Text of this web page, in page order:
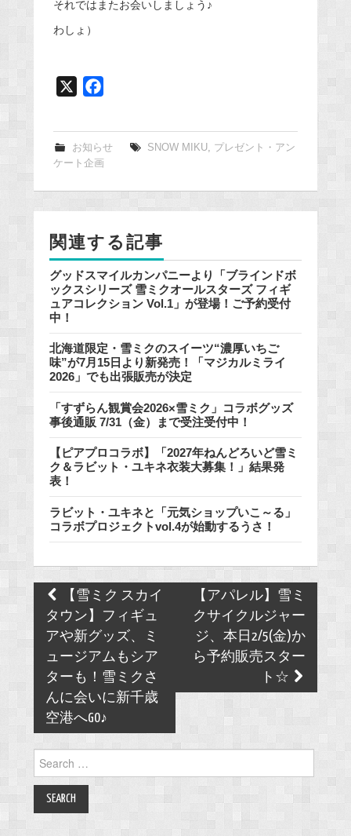
それではまたお会いしましょう♪
わしょ）
e
b
o
o
お知らせ SNOW MIKU, プレゼント・アン
ケート企画
関連する記事
グッドスマイルカンパニーより「ブラインドボ
ックスシリーズ 雪ミクオールスターズ フィギ
ュアコレクション Vol.1」が登場！ご予約受付
中！
北海道限定・雪ミクのスイーツ“濃厚いちご
味”が7月15日より新発売！「マジカルミライ
2026」でも出張販売が決定
「すずらん観賞会2026×雪ミク」コラボグッズ
事後通販 7/31（金）まで受注受付中！
【ピアプロコラボ】「2027年ねんどろいど雪ミ
ク＆ラビット・ユキネ衣装大募集！」結果発
表！
ラビット・ユキネと「元気ショップいこ～る」
コラボプロジェクトvol.4が始動するうさ！
Post
navigation
【雪ミク スカイ
タウン】フィギュ
アや新グッズ、ミ
ュージアムもシア
ターも！雪ミクさ
んに会いに新千歳
空港へGO♪
【アパレル】雪ミ
クサイクルジャー
ジ、本日2/5(金)か
ら予約販売スター
ト☆
for: